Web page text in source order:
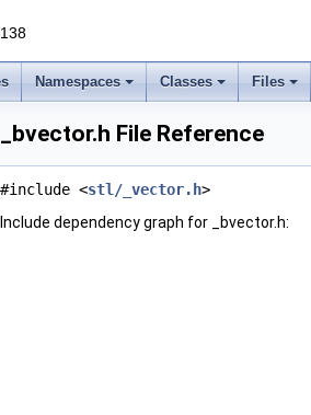
Namespaces Classes Files
_bvector.h File Reference
#include <stl/_vector.h>
Include dependency graph for _bvector.h: